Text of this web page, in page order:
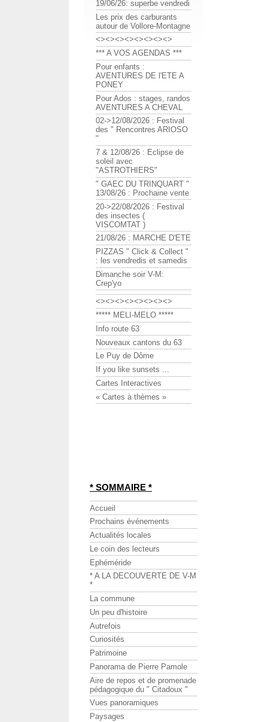
19/06/26: superbe vendredi
Les prix des carburants
autour de Vollore-Montagne
<><><><><><><><>
*** A VOS AGENDAS ***
Pour enfants :
AVENTURES DE l'ETE A
PONEY
Pour Ados : stages, randos
AVENTURES A CHEVAL
02->12/08/2026 : Festival
des " Rencontres ARIOSO
"
7 & 12/08/26 : Eclipse de
soleil avec
"ASTROTHIERS"
" GAEC DU TRINQUART "
13/08/26 : Prochaine vente
20->22/08/2026 : Festival
des insectes (
VISCOMTAT )
21/08/26 : MARCHE D'ETE
PIZZAS " Click & Collect "
: les vendredis et samedis
Dimanche soir V-M:
Crep'yo
<><><><><><><><>
***** MELI-MELO *****
Info route 63
Nouveaux cantons du 63
Le Puy de Dôme
If you like sunsets ...
Cartes Interactives
« Cartes à thèmes »
* SOMMAIRE *
Accueil
Prochains événements
Actualités locales
Le coin des lecteurs
Ephéméride
* A LA DECOUVERTE DE V-M
*
La commune
Un peu d'histoire
Autrefois
Curiosités
Patrimoine
Panorama de Pierre Pamole
Aire de repos et de promenade
pédagogique du " Citadoux "
Vues panoramiques
Paysages